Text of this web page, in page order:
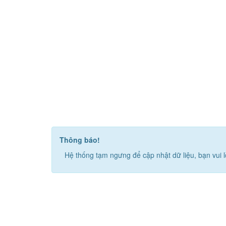
Thông báo!
Hệ thống tạm ngưng để cập nhật dữ liệu, bạn vui